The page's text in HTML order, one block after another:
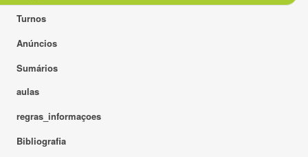
Turnos
Anúncios
Sumários
aulas
regras_informaçoes
Bibliografia